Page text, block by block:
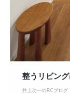
整うリビン
井上功一のRCブログ